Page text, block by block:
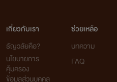
เกี่ยวกับเรา
ธัญวลัยคือ?
นโยบายการ
คุ้มครอง
ข้อมูลส่วนบุคคล
ช่วยเหลือ
บทความ
FAQ